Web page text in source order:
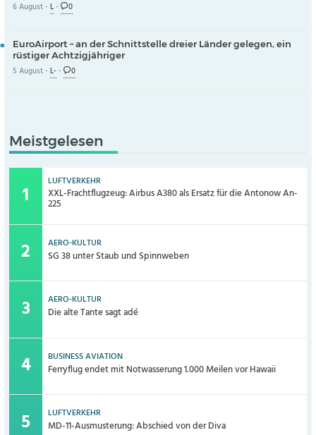
6 August -L- 0
EuroAirport – an der Schnittstelle dreier Länder gelegen, ein
rüstiger Achtzigjähriger
5 August -L-- 0
Meistgelesen
LUFTVERKEHR
XXL-Frachtflugzeug: Airbus A380 als Ersatz für die Antonow An-
225
AERO-KULTUR
SG 38 unter Staub und Spinnweben
AERO-KULTUR
Die alte Tante sagt adé
BUSINESS AVIATION
Ferryflug endet mit Notwasserung 1.000 Meilen vor Hawaii
LUFTVERKEHR
MD-11-Ausmusterung: Abschied von der Diva